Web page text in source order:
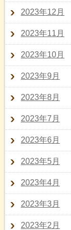
2023年12月
2023年11月
2023年10月
2023年9月
2023年8月
2023年7月
2023年6月
2023年5月
2023年4月
2023年3月
2023年2月